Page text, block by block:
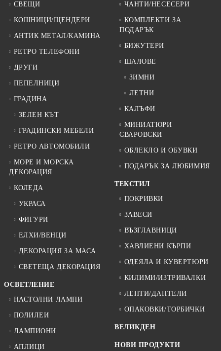
СВЕЩИ
КОШНИЦИ/ЩЕНДЕРИ
АНТИК МЕТАЛ/КАМИНА
РЕТРО ТЕЛЕФОНИ
ДРУГИ
ПЕПЕЛНИЦИ
ГРАДИНА
ЗЕЛЕН КЪТ
ГРАДИНСКИ МЕБЕЛИ
РЕТРО АВТОМОБИЛИ
МОРЕ И МОРСКА
ДЕКОРАЦИЯ
КОЛЕДА
УКРАСА
ФИГУРИ
ЕЛХИ/ВЕНЦИ
ДЕКОРАЦИЯ ЗА МАСА
СВЕТЕЩА ДЕКОРАЦИЯ
ОСВЕТЛЕНИЕ
НАСТОЛНИ ЛАМПИ
ПОЛИЛЕИ
ЛАМПИОНИ
АПЛИЦИ
ЧАНТИ/НЕСЕСЕРИ
КОМПЛЕКТИ ЗА
ПОДАРЪК
БИЖУТЕРИ
ШАЛОВЕ
ЗИМНИ
ЛЕТНИ
КАЛЪФИ
МИНИАТЮРИ
СВАРОВСКИ
ОБЛЕКЛО И ОБУВКИ
ПОДАРЪК ЗА ЛЮБИМИЯ
ТЕКСТИЛ
ПОКРИВКИ
ЗАВЕСИ
ВЪЗГЛАВНИЦИ
ХАВЛИЕНИ КЪРПИ
ОДЕЯЛА И КУВЕРТЮРИ
КИЛИМИ/ИЗТРИВАЛКИ
ЛЕНТИ/ДАНТЕЛИ
ОПАКОВКИ/ТОРБИЧКИ
ВЕЛИКДЕН
НОВИ ПРОДУКТИ